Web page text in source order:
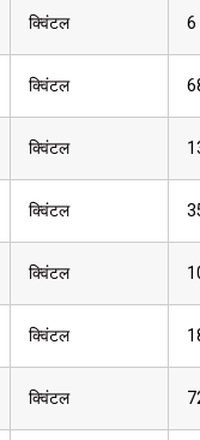
क्विंटल 6
क्विंटल
क्विंटल
क्विंटल
क्विंटल
क्विंटल
क्विंटल